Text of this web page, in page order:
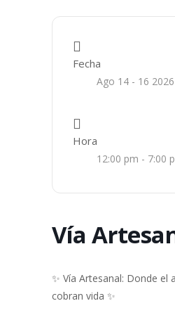
Fecha
Ago 14 - 16 2026
Hora
12:00 pm - 7:00
Vía
✨ Vía Artesanal: Donde el
cobran vida ✨